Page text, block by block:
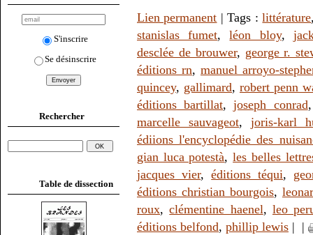
S'inscrire
Se désinscrire
Rechercher
Table de dissection
Lien permanent | Tags :littérature
stanislas fumet,léon bloy,
desclée de brouwer, george r.
éditions rn, manuel arroyo-
quincey, gallimard, robert penn
éditions bartillat,joseph conrad
marcelle sauvageot,joris-karl
édiions l'encyclopédie des
gian luca potestà,les belles
jacques vier,éditions téqui,
éditions christian bourgois,
roux,clémentine haenel, leo
éditions belfond, phillip lewis | |